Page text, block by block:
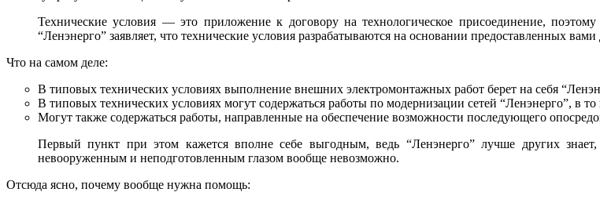
Технические условия — это приложение к договору на технологическое присоединение,
“Ленэнерго” заявляет, что технические условия разрабатываются на основании предоставленных
Что на самом деле:
В типовых технических условиях выполнение внешних электромонтажных работ берет на себя
В типовых технических условиях могут содержаться работы по модернизации сетей “Ленэнерго”, в
Могут также содержаться работы, направленные на обеспечение возможности последующего
Первый пункт при этом кажется вполне себе выгодным, ведь “Ленэнерго” лучше других
невооруженным и неподготовленным глазом вообще невозможно.
Отсюда ясно, почему вообще нужна помощь: